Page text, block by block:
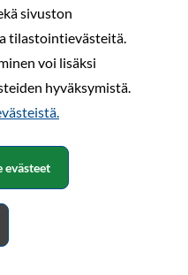
sivuston
tilastointievästeitä.
voi lisäksi
hyväksymistä.
evästeet
Sopimusehdot